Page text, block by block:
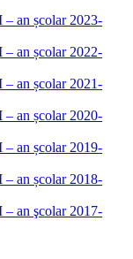
an școlar 2023-
an școlar 2022-
an școlar 2021-
an școlar 2020-
an școlar 2019-
an școlar 2018-
an şcolar 2017-